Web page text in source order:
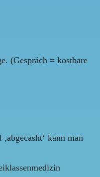
(Gespräch = kostbare
kann man